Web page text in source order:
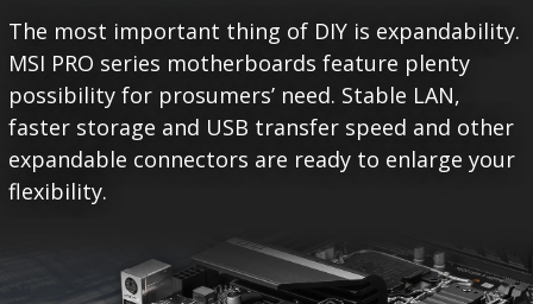
The most important thing of DIY is expandability.
MSI PRO series motherboards feature plenty
possibility for prosumers’ need. Stable LAN,
faster storage and USB transfer speed and other
expandable connectors are ready to enlarge your
flexibility.